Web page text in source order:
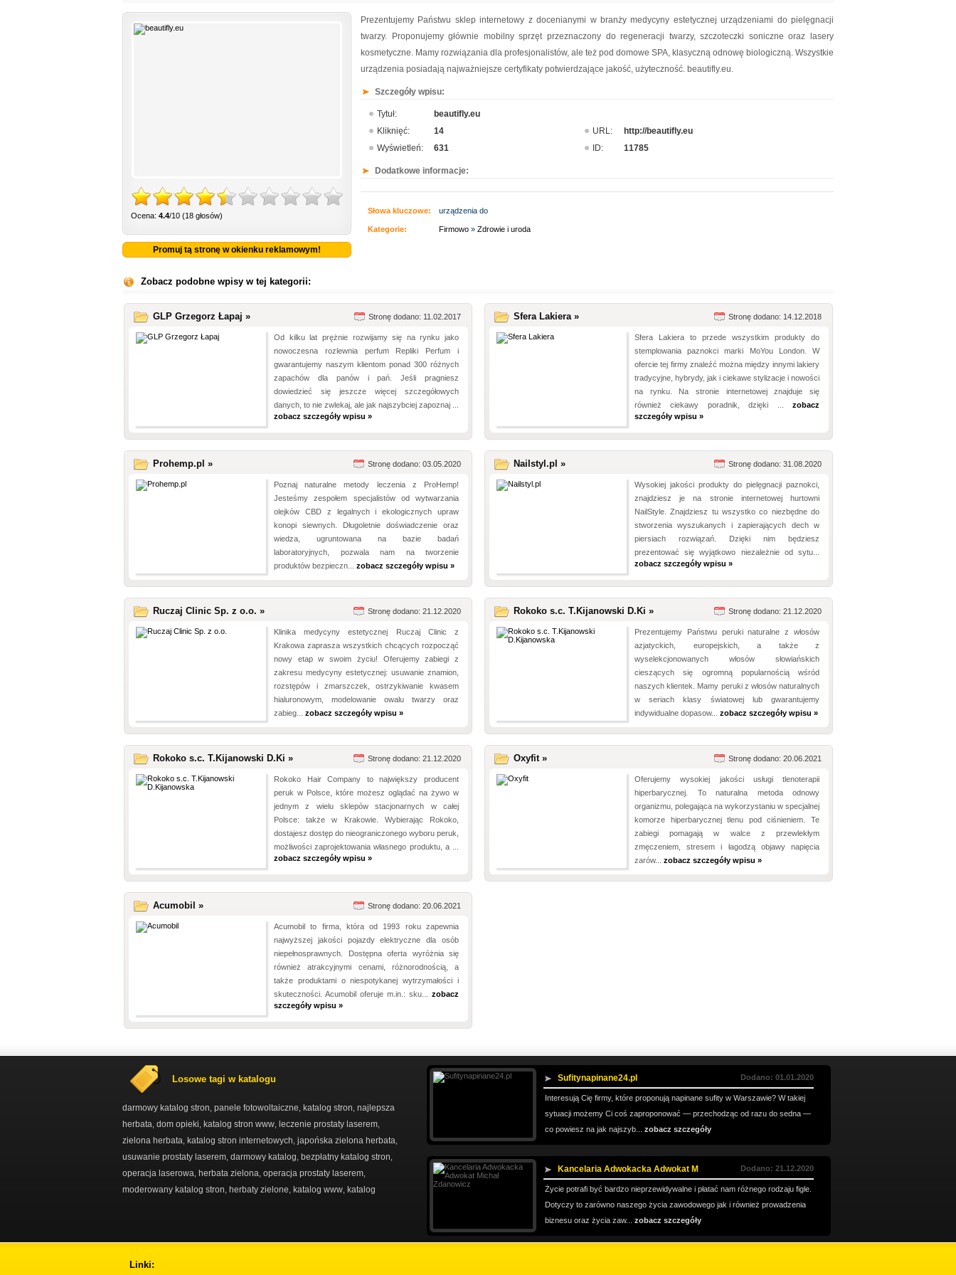
Ocena: 4.4/10 (18 głosów)
Promuj tą stronę w okienku reklamowym!
Prezentujemy Państwu sklep internetowy z docenianymi w branży medycyny estetycznej urządzeniami do pielęgnacji
twarzy. Proponujemy głównie mobilny sprzęt przeznaczony do regeneracji twarzy, szczoteczki soniczne oraz lasery
kosmetyczne. Mamy rozwiązania dla profesjonalistów, ale też pod domowe SPA, klasyczną odnowę biologiczną. Wszystkie
urządzenia posiadają najważniejsze certyfikaty potwierdzające jakość, użyteczność. beautifly.eu.
Szczegóły wpisu:
Tytuł:
beautifly.eu
Kliknięć:
14 URL:
http://beautifly.eu
Wyświetleń:
631 ID: 11785
Dodatkowe informacje:
Słowa kluczowe: urządzenia do
Kategorie: Firmowo » Zdrowie i uroda
Zobacz podobne wpisy w tej kategorii:
GLP Grzegorz Łapaj » Stronę dodano: 11.02.2017
Od kilku lat prężnie rozwijamy się na rynku jako
nowoczesna rozlewnia perfum Repliki Perfum i
gwarantujemy naszym klientom ponad 300 różnych
zapachów dla panów i pań. Jeśli pragniesz
dowiedzieć się jeszcze więcej szczegółowych
danych, to nie zwlekaj, ale jak najszybciej zapoznaj ...
zobacz szczegóły wpisu »
Sfera Lakiera » Stronę dodano: 14.12.2018
Sfera Lakiera to przede wszystkim produkty do
stemplowania paznokci marki MoYou London. W
ofercie tej firmy znaleźć można między innymi lakiery
tradycyjne, hybrydy, jak i ciekawe stylizacje i nowości
na rynku. Na stronie internetowej znajduje się
również ciekawy poradnik, dzięki ... zobacz
szczegóły wpisu »
Prohemp.pl » Stronę dodano: 03.05.2020
Poznaj naturalne metody leczenia z ProHemp!
Jesteśmy zespołem specjalistów od wytwarzania
olejków CBD z legalnych i ekologicznych upraw
konopi siewnych. Długoletnie doświadczenie oraz
wiedza, ugruntowana na bazie badań
laboratoryjnych, pozwala nam na tworzenie
produktów bezpieczn... zobacz szczegóły wpisu »
Nailstyl.pl » Stronę dodano: 31.08.2020
Wysokiej jakości produkty do pielęgnacji paznokci,
znajdziesz je na stronie internetowej hurtowni
NailStyle. Znajdziesz tu wszystko co niezbędne do
stworzenia wyszukanych i zapierających dech w
piersiach rozwiązań. Dzięki nim będziesz
prezentować się wyjątkowo niezależnie od sytu...
zobacz szczegóły wpisu »
Ruczaj Clinic Sp. z o.o. » Stronę dodano: 21.12.2020
Klinika medycyny estetycznej Ruczaj Clinic z
Krakowa zaprasza wszystkich chcących rozpocząć
nowy etap w swoim życiu! Oferujemy zabiegi z
zakresu medycyny estetycznej: usuwanie znamion,
rozstępów i zmarszczek, ostrzykiwanie kwasem
hialuronowym, modelowanie owalu twarzy oraz
zabieg... zobacz szczegóły wpisu »
Rokoko s.c. T.Kijanowski D.Ki » Stronę dodano: 21.12.2020
Prezentujemy Państwu peruki naturalne z włosów
azjatyckich, europejskich, a także z
wyselekcjonowanych włosów słowiańskich
cieszących się ogromną popularnością wśród
naszych klientek. Mamy peruki z włosów naturalnych
w seriach klasy światowej lub gwarantujemy
indywidualne dopasow... zobacz szczegóły wpisu »
Rokoko s.c. T.Kijanowski D.Ki » Stronę dodano: 21.12.2020
Rokoko Hair Company to największy producent
peruk w Polsce, które możesz oglądać na żywo w
jednym z wielu sklepów stacjonarnych w całej
Polsce: także w Krakowie. Wybierając Rokoko,
dostajesz dostęp do nieograniczonego wyboru peruk,
możliwości zaprojektowania własnego produktu, a ...
zobacz szczegóły wpisu »
Oxyfit » Stronę dodano: 20.06.2021
Oferujemy wysokiej jakości usługi tlenoterapii
hiperbarycznej. To naturalna metoda odnowy
organizmu, polegająca na wykorzystaniu w specjalnej
komorze hiperbarycznej tlenu pod ciśnieniem. Te
zabiegi pomagają w walce z przewlekłym
zmęczeniem, stresem i łagodzą objawy napięcia
zarów... zobacz szczegóły wpisu »
Acumobil » Stronę dodano: 20.06.2021
Acumobil to firma, która od 1993 roku zapewnia
najwyższej jakości pojazdy elektryczne dla osób
niepełnosprawnych. Dostępna oferta wyróżnia się
również atrakcyjnymi cenami, różnorodnością, a
także produktami o niespotykanej wytrzymałości i
skuteczności. Acumobil oferuje m.in.: sku... zobacz
szczegóły wpisu »
Losowe tagi w katalogu
darmowy katalog stron panele fotowoltaiczne katalog stron najlepsza
herbata dom opieki katalog stron www leczenie prostaty laserem
zielona herbata katalog stron internetowych japońska zielona herbata
usuwanie prostaty laserem darmowy katalog bezpłatny katalog stron
operacja laserowa herbata zielona operacja prostaty laserem
moderowany katalog stron herbaty zielone katalog www katalog
Sufitynapinane24.pl Dodano: 01.01.2020
Interesują Cię firmy, które proponują napinane sufity w Warszawie? W takiej
sytuacji możemy Ci coś zaproponować — przechodząc od razu do sedna —
co powiesz na jak najszyb... zobacz szczegóły
Kancelaria Adwokacka Adwokat M Dodano: 21.12.2020
Życie potrafi być bardzo nieprzewidywalne i płatać nam różnego rodzaju figle.
Dotyczy to zarówno naszego życia zawodowego jak i również prowadzenia
biznesu oraz życia zaw... zobacz szczegóły
Linki: